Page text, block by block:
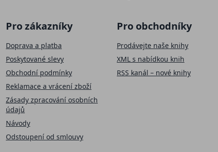
Pro zákazníky
Doprava a platba
Poskytované slevy
Obchodní podmínky
Reklamace a vrácení zboží
Zásady zpracování osobních
údajů
Návody
Odstoupení od smlouvy
Pro obchodníky
Prodávejte naše knihy
XML s nabídkou knih
RSS kanál – nové knihy